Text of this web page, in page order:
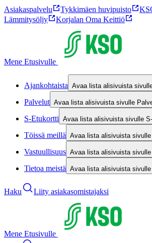
Asiakaspalvelu Tykkimäen huvipuisto
Lämmitysöljy
Korjalan Oma Keittiö
Mene Etusivulle
Ajankohtaista Avaa lista alisivuista
Palvelut Avaa lista alisivuista sivulle
S-Etukortti Avaa lista alisivuista sivulle
Töissä meillä Avaa lista alisivuista
Vastuullisuus Avaa lista alisivuista
Tietoa meistä Avaa lista alisivuista
Haku Liity asiakasomistajaksi
Mene Etusivulle